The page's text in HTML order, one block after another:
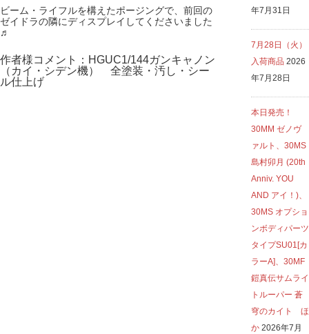
ビーム・ライフルを構えたポージングで、前回の
ゼイドラの隣にディスプレイしてくださいました
♬
作者様コメント：HGUC1/144ガンキャノン
（カイ・シデン機） 全塗装・汚し・シー
ル仕上げ
年7月31日
7月28日（火）
入荷商品 2026
年7月28日
本日発売！
30MM ゼノヴ
ァルト、30MS
島村卯月 (20th
Anniv. YOU
AND アイ！)、
30MS オプショ
ンボディパーツ
タイプSU01[カ
ラーA]、30MF
鎧真伝サムライ
トルーパー 蒼
穹のカイト ほ
か 2026年7月